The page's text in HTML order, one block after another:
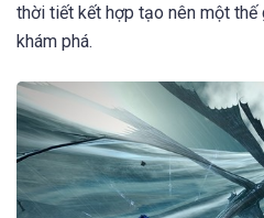
thời tiết kết hợp tạo nên một
khám phá.